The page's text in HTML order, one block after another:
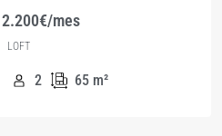
mes
LOFT
2 65 m²